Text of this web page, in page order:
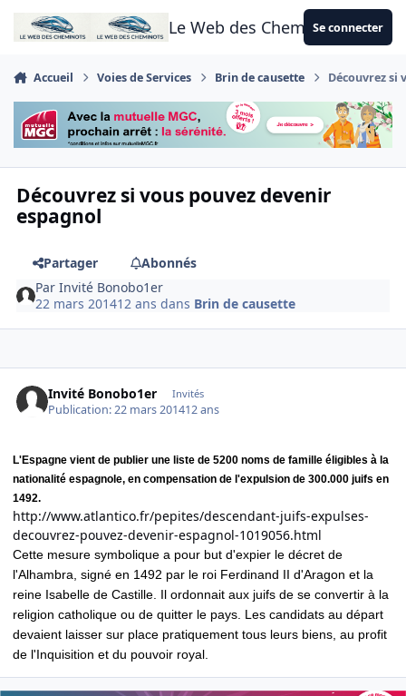
Aller au contenu
Le Web des CheminotsSe connecter
Accueil Voies de Services Brin de causette Découvrez si
Découvrez si vous pouvez devenir
espagnol
Partager
Abonnés
ParInvité Bonobo1er
22 mars 201412 ans dans Brin de causette
Invité Bonobo1er Invités
Publication:22 mars 201412 ans
L'Espagne vient de publier une liste de 5200 noms de famille éligibles à la
nationalité espagnole, en compensation de l'expulsion de 300.000 juifs en
1492.
http://www.atlantico.fr/pepites/descendant-juifs-expulses-
decouvrez-pouvez-devenir-espagnol-1019056.html
Cette mesure symbolique a pour but d'expier le décret de
l'Alhambra, signé en 1492 par le roi Ferdinand II d'Aragon et la
reine Isabelle de Castille. Il ordonnait aux juifs de se convertir à la
religion catholique ou de quitter le pays. Les candidats au départ
devaient laisser sur place pratiquement tous leurs biens, au profit
de l'Inquisition et du pouvoir royal.